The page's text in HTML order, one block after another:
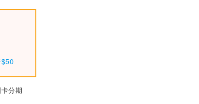
$50
分期